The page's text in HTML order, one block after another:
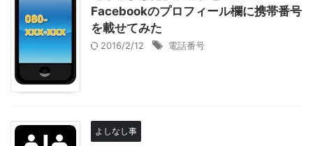
Facebookのプロフィール欄に携帯番号
を載せてみた
2016/2/12 電話番号
よしなし事